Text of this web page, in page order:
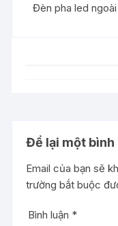
Đèn pha led
Để lại một bình
Email của bạn sẽ
trường bắt buộc
Bình luận *